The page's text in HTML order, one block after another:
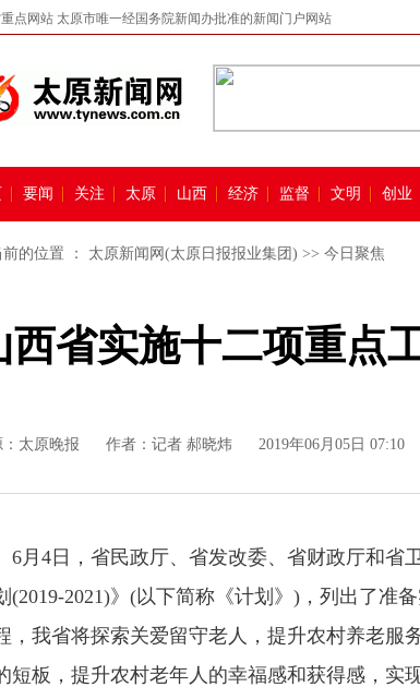
点网站 太原市唯一经国务院新闻办批准的新闻门户网站
要闻 关注 太原 山西 经济 监督 文明 创业
的位置 ： 太原新闻网(太原日报报业集团) >> 今日聚焦
西省实施十二项重点
太原晚报 作者：记者 郝晓炜 2019年06月05日 07:10
4日，省民政厅、省发改委、省财政厅和省
(2019-2021)》(以下简称《计划》)，列出了准
，我省将探索关爱留守老人，提升农村养老服
短板，提升农村老年人的幸福感和获得感，实